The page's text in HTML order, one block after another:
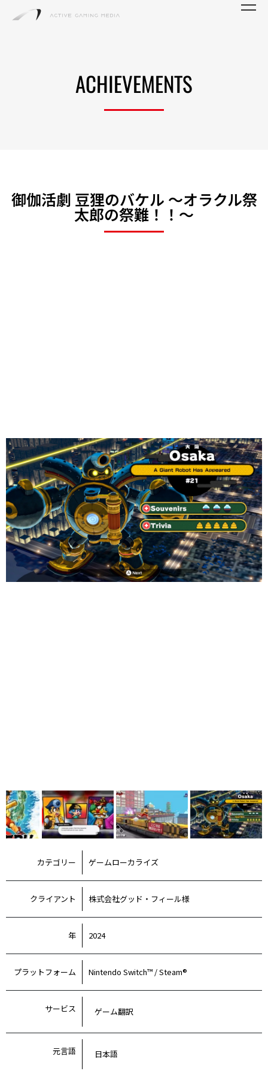
ACHIEVEMENTS
御伽活劇 豆狸のバケル ～オラクル祭
太郎の祭難！！～
カテゴリー ゲームローカライズ
クライアント 株式会社グッド・フィール様
年 2024
プラットフォーム Nintendo Switch™ / Steam®
サービス ゲーム翻訳
元言語 日本語